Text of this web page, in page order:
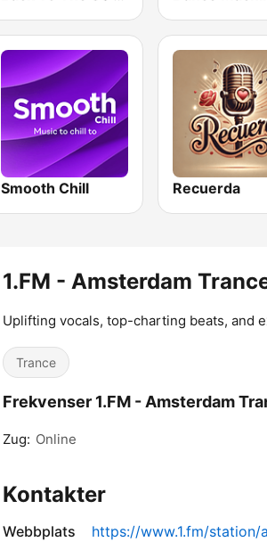
Smooth Chill Recuerda
1.FM - Amsterdam
Uplifting vocals, top-charting beats, and
Trance
Frekvenser 1.FM - Amsterdam
Zug: Online
Kontakter
Webbplats https://www.1.fm/station/